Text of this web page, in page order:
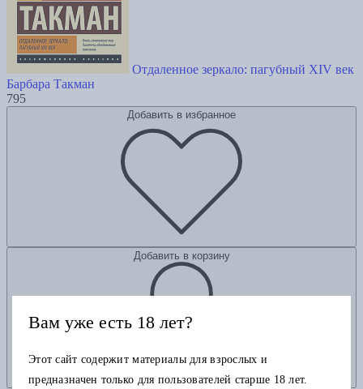
Отдаленное зеркало: пагубный XIV век
Барбара Такман
795
Добавить в избранное
Добавить в корзину
Вам уже есть 18 лет?
Этот сайт содержит материалы для взрослых и
предназначен только для пользователей старше 18 лет.